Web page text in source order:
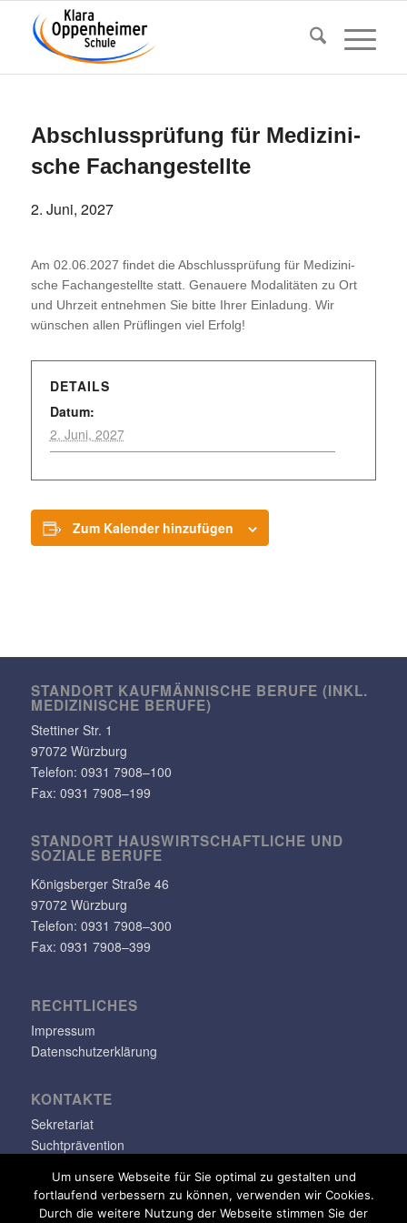
Abschluss­prü­fung für Medi­zi­ni­
sche Fachangestellte
2. Juni, 2027
Am 02.06.2027 findet die Abschluss­prü­fung für Medi­zi­ni­
sche Fach­an­ge­stellte statt. Genauere Moda­li­täten zu Ort
und Uhrzeit entnehmen Sie bitte Ihrer Einla­dung. Wir
wünschen allen Prüf­lingen viel Erfolg!
DETAILS
Datum:
2. Juni, 2027
Zum Kalender hinzufügen
STANDORT KAUF­MÄN­NI­SCHE BERUFE (INKL.
MEDI­ZI­NI­SCHE BERUFE)
Stet­tiner Str. 1
97072 Würzburg
Telefon: 0931 7908–100
Fax: 0931 7908–199
STANDORT HAUS­WIRT­SCHAFT­LICHE UND
SOZIALE BERUFE
Königs­berger Straße 46
97072 Würzburg
Telefon: 0931 7908–300
Fax: 0931 7908–399
RECHT­LI­CHES
Impressum
Datenschutzerklärung
KONTAKTE
Sekretariat
Suchtprävention
info@klara-oppenheimer-schule.de
Um unsere Webseite für Sie optimal zu gestalten und
fortlaufend verbessern zu können, verwenden wir Cookies.
Durch die weitere Nutzung der Webseite stimmen Sie der